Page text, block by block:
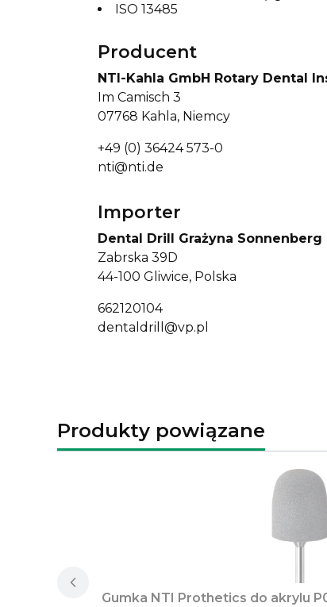
ISO 13485
Producent
NTI-Kahla GmbH Rotary Dental
Im Camisch 3
07768 Kahla, Niemcy
+49 (0) 36424 573-0
nti@nti.de
Importer
Dental Drill Grażyna Sonnenberg
Zabrska 39D
44-100 Gliwice, Polska
662120104
dentaldrill@vp.pl
Produkty powiązane
Gumka NTI Prothetics do akrylu